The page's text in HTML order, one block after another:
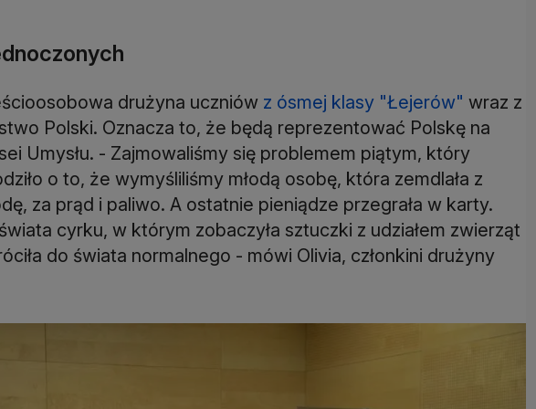
drużyna uczniów z ósmej klasy "Łejerów" wraz z
Polski. Oznacza to, że będą reprezentować Polskę na
Umysłu. - Zajmowaliśmy się problemem piątym, który
o to, że wymyśliliśmy młodą osobę, która zemdlała z
za prąd i paliwo. A ostatnie pieniądze przegrała w karty.
cyrku, w którym zobaczyła sztuczki z udziałem zwierząt
do świata normalnego - mówi Olivia, członkini drużyny